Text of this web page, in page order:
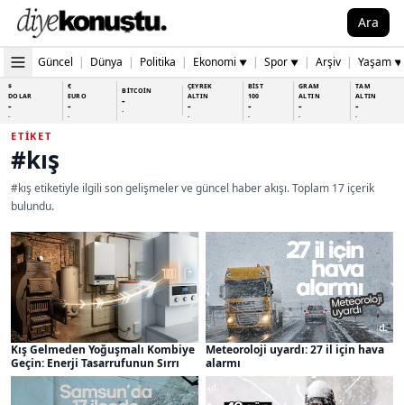
Ara
Güncel | Dünya | Politika | Ekonomi ▼ | Spor ▼ | Arşiv | Yaşam ▼
$
DOLAR
-
-
€
EURO
-
-
BİTCOİN
-
-
ÇEYREK
ALTIN
-
-
BİST
100
-
-
GRAM
ALTIN
-
-
TAM
ALTIN
-
-
ETIKET
#kış
#kış etiketiyle ilgili son gelişmeler ve güncel haber akışı. Toplam 17 içerik
bulundu.
Kış Gelmeden Yoğuşmalı Kombiye
Geçin: Enerji Tasarrufunun Sırrı
Meteoroloji uyardı: 27 il için hava
alarmı